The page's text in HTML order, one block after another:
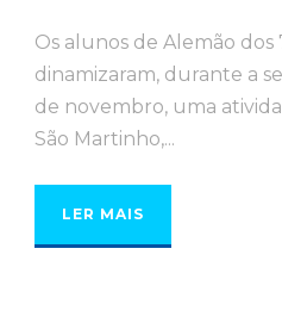
Os alunos de Alemão dos
dinamizaram, durante a
de novembro, uma
São Martinho,...
LER MAIS